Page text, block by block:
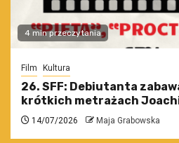
4 min przeczytania
Film Kultura
26. SFF: Debiutanta
krótkich metrażach
14/07/2026 Maja Grabowska